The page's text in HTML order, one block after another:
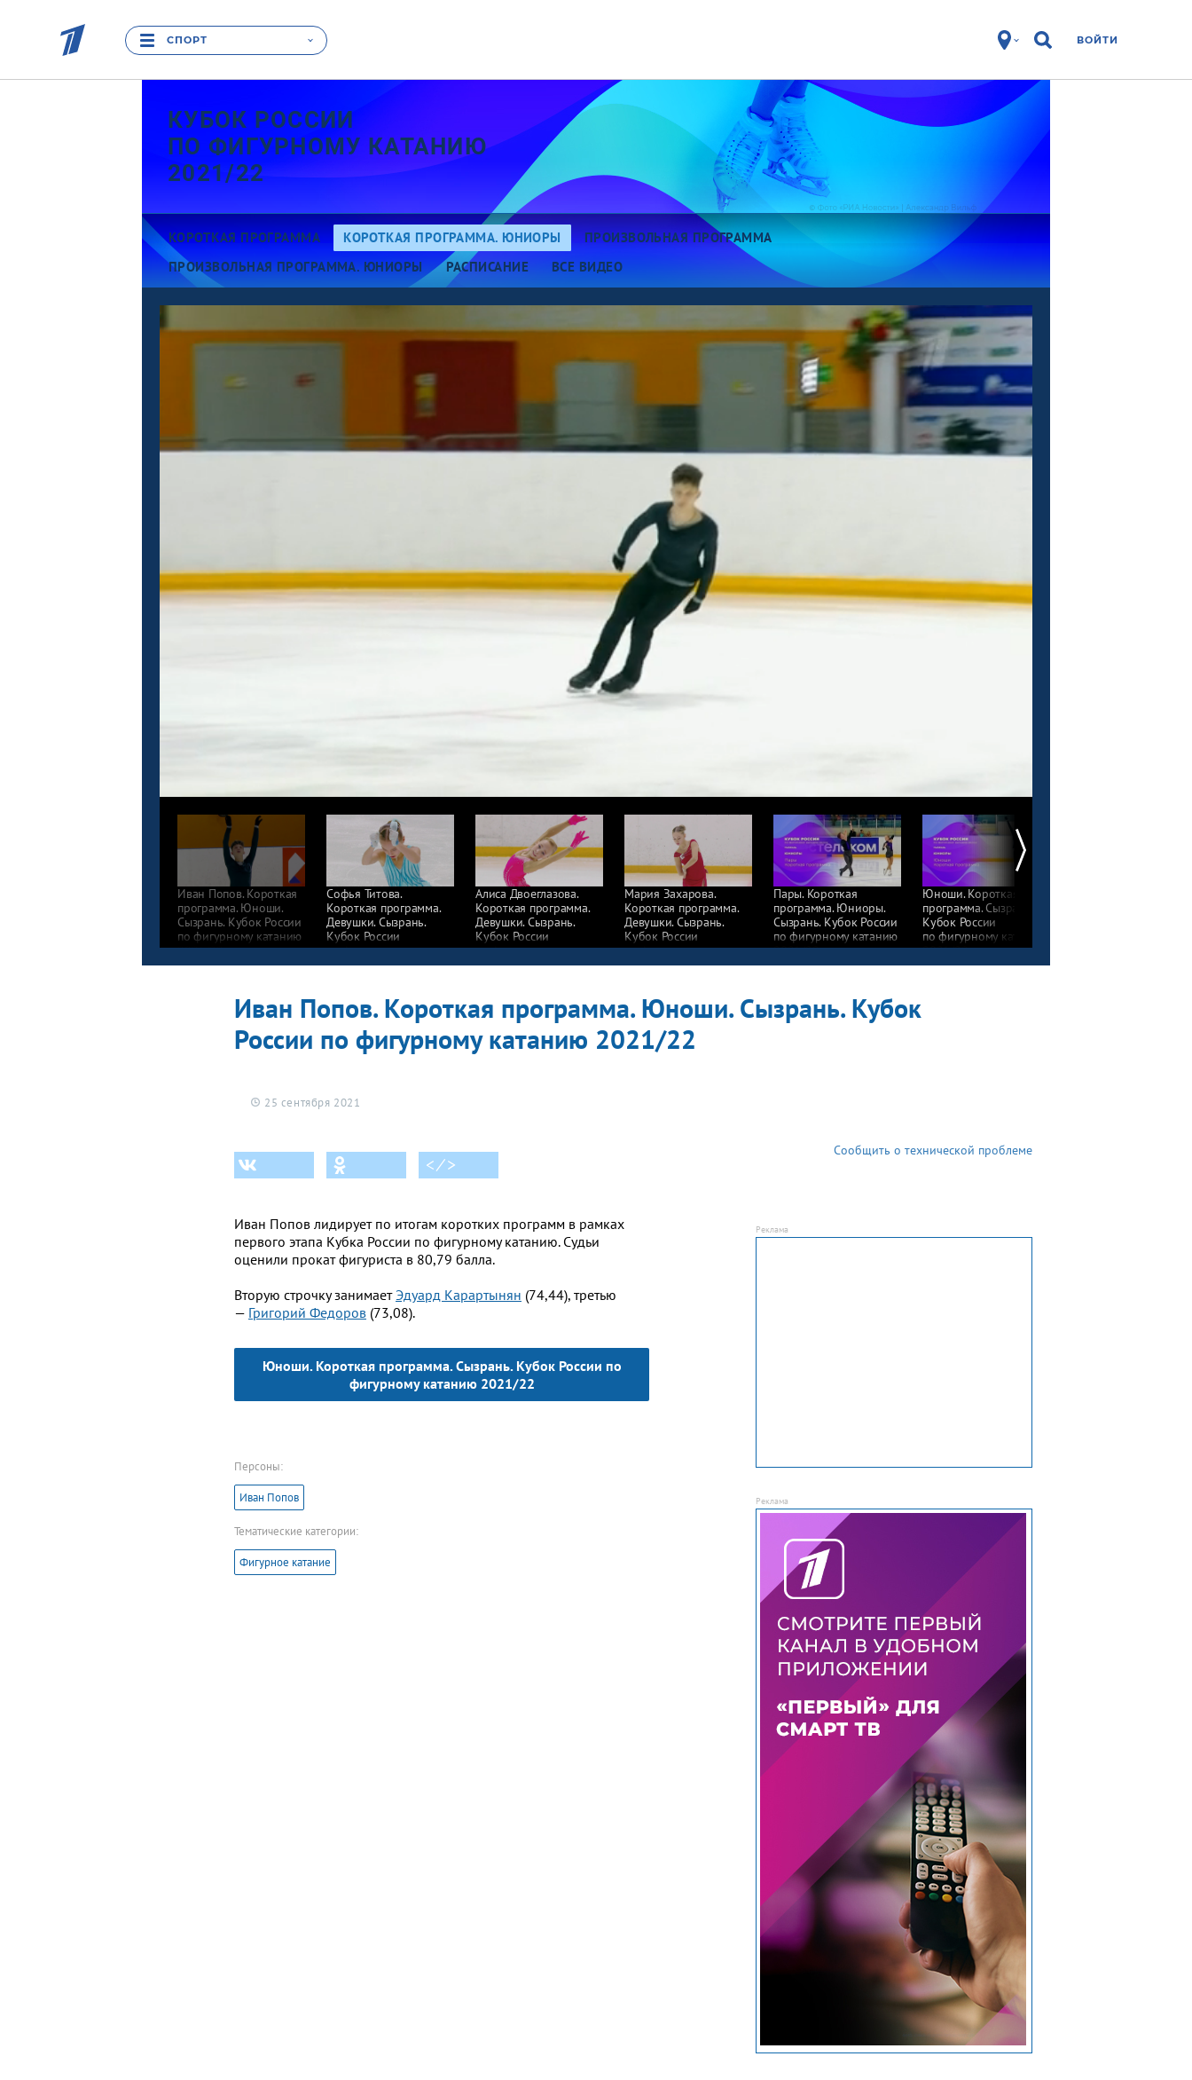
СПОРТ ВОЙТИ
КУБОК РОССИИ
ПО ФИГУРНОМУ КАТАНИЮ
2021/22
КОРОТКАЯ ПРОГРАММА КОРОТКАЯ ПРОГРАММА. ЮНИОРЫ
ПРОИЗВОЛЬНАЯ ПРОГРАММА
ПРОИЗВОЛЬНАЯ ПРОГРАММА. ЮНИОРЫ
РАСПИСАНИЕ ВСЕ ВИДЕО
Иван Попов. Короткая
программа. Юноши.
Сызрань. Кубок России
по фигурному катанию
2021/22
Софья Титова.
Короткая программа.
Девушки. Сызрань.
Кубок России
по фигурному катанию
2021/22
Алиса Двоеглазова.
Короткая программа.
Девушки. Сызрань.
Кубок России
по фигурному катанию
2021/22
Мария Захарова.
Короткая программа.
Девушки. Сызрань.
Кубок России
по фигурному катанию
2021/22
Пары. Короткая
программа. Юниоры.
Сызрань. Кубок России
по фигурному катанию
2021/22
Юноши. Короткая
программа. Сызрань.
Кубок России
по фигурному катанию
2021/22
Иван Попов. Короткая программа. Юноши. Сызрань. Кубок
России по фигурному катанию 2021/22
25 сентября 2021
< ⁄ >
Сообщить о технической проблеме
Иван Попов лидирует по итогам коротких программ в рамках
первого этапа Кубка России по фигурному катанию. Судьи
оценили прокат фигуриста в 80,79 балла.
Вторую строчку занимаетЭдуард Карартынян (74,44), третью
— Григорий Федоров (73,08).
Юноши. Короткая программа. Сызрань. Кубок России по
фигурному катанию 2021/22
Персоны:
Иван Попов
Тематические категории:
Фигурное катание